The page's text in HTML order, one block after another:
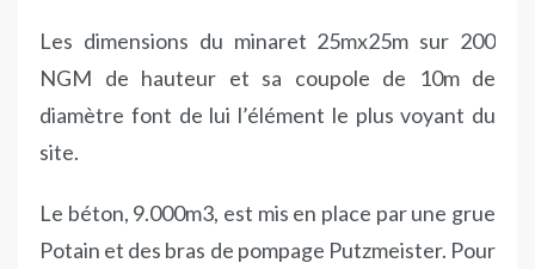
Les dimensions du minaret 25mx25m sur 200
NGM de hauteur et sa coupole de 10m de
diamètre font de lui l’élément le plus voyant du
site.
Le béton, 9.000m3, est mis en place par une grue
Potain et des bras de pompage Putzmeister. Pour